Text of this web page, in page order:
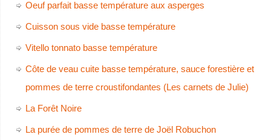
Oeuf parfait basse température aux asperges
Cuisson sous vide basse température
Vitello tonnato basse température
Côte de veau cuite basse température, sauce forestière et
pommes de terre croustifondantes (Les carnets de Julie)
La Forêt Noire
La purée de pommes de terre de Joël Robuchon